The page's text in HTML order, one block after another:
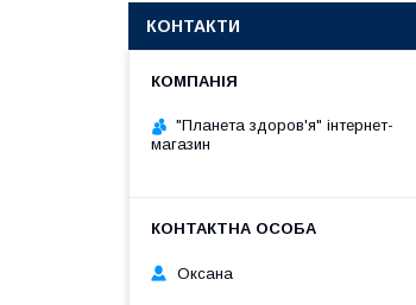
КОНТАКТИ
"Планета здоров'я" інтернет-
магазин
Оксана